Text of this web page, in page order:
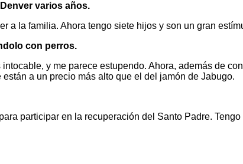
varios años.
a la familia. Ahora tengo siete hijos y son un gran
con perros.
y me parece estupendo. Ahora, además de
a un precio más alto que el del jamón de Jabugo.
participar en la recuperación del Santo Padre.